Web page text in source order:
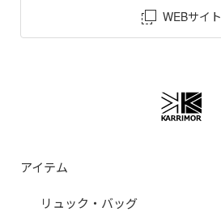
WEBサイト
アイテム
リュック・バッグ